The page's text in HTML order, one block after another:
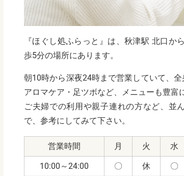
『ほぐし処ふらっと』は、秋津駅 北口か
歩5分の場所にあります。
朝10時から深夜24時まで営業していて、
アロマケア・足ツボなど、メニューも豊富
ご夫婦での利用や親子連れの方など、並
で、参考にしてみて下さい。
営業時間 月 火 水
10:00～24:00 〇 休 〇